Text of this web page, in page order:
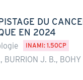
DU
EN 2024
INAMI: 1.50CP
BURRION J. B., BOHY